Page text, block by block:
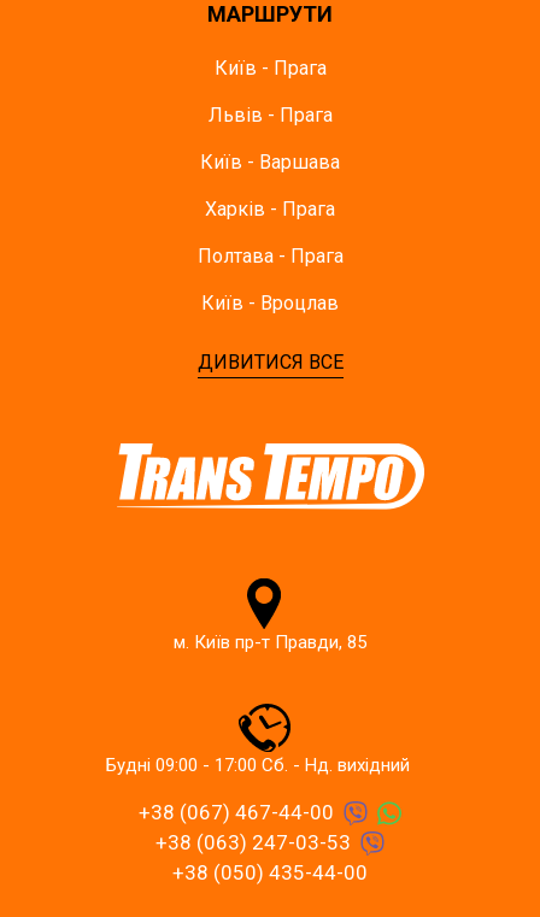
МАРШРУТИ
Київ - Прага
Львів - Прага
Київ - Варшава
Харків - Прага
Полтава - Прага
Київ - Вроцлав
ДИВИТИСЯ ВСЕ
м. Київ пр-т Правди, 85
Будні 09:00 - 17:00 Сб. - Нд. вихідний
+38 (067) 467-44-00
+38 (063) 247-03-53
+38 (050) 435-44-00